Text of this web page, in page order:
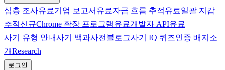
심층 조사유료기업 보고서 유료자금 흐름 추적유료일괄 지갑
추적신규Chrome 확장 프로그램유료개발자 API유료
사기 유형 안내사기 백과사전 블로그사기 IQ 퀴즈인증 배지 소
개Research
로그인